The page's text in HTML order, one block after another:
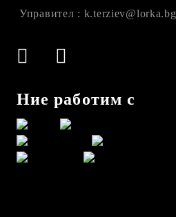
Управител : k.terziev@lorka.bg
Ние работим с